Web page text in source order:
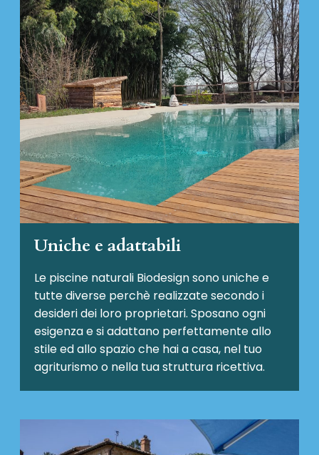
Uniche e adattabili
Le piscine naturali Biodesignsono uniche e
tutte diverse perchè realizzate secondo i
desideri dei loro proprietari. Sposano ogni
esigenza e si adattano perfettamente allo
stile ed allo spazio che hai a casa, nel tuo
agriturismo o nella tua struttura ricettiva.